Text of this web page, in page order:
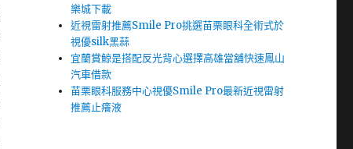
樂城下載
近視雷射推薦Smile Pro挑選苗栗眼科全術式於
視優silk黑蒜
宜蘭賞鯨是搭配反光背心選擇高雄當舖快速鳳山
汽車借款
苗栗眼科服務中心視優Smile Pro最新近視雷射
推薦止癢液